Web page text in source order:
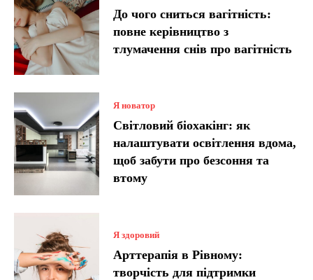
До чого сниться вагітність:
повне керівництво з
тлумачення снів про вагітність
Я новатор
Світловий біохакінг: як
налаштувати освітлення вдома,
щоб забути про безсоння та
втому
Я здоровий
Арттерапія в Рівному:
творчість для підтримки